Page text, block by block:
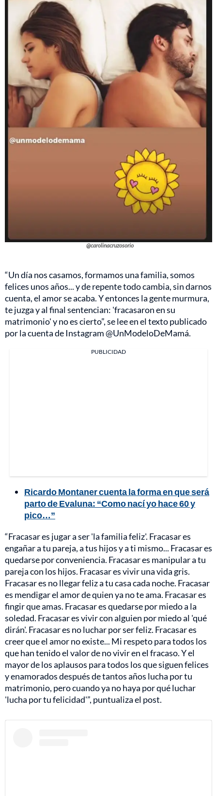
@carolinacruzosorio
“Un día nos casamos, formamos una familia, somos
felices unos años... y de repente todo cambia, sin darnos
cuenta, el amor se acaba. Y entonces la gente murmura,
te juzga y al final sentencian: 'fracasaron en su
matrimonio' y no es cierto”, se lee en el texto publicado
por la cuenta de Instagram @UnModeloDeMamá.
PUBLICIDAD
Ricardo Montaner cuenta la forma en que será
parto de Evaluna: “Como nací yo hace 60 y
pico…”
“Fracasar es jugar a ser 'la familia feliz'. Fracasar es
engañar a tu pareja, a tus hijos y a ti mismo... Fracasar es
quedarse por conveniencia. Fracasar es manipular a tu
pareja con los hijos. Fracasar es vivir una vida gris.
Fracasar es no llegar feliz a tu casa cada noche. Fracasar
es mendigar el amor de quien ya no te ama. Fracasar es
fingir que amas. Fracasar es quedarse por miedo a la
soledad. Fracasar es vivir con alguien por miedo al 'qué
dirán'. Fracasar es no luchar por ser feliz. Fracasar es
creer que el amor no existe... Mi respeto para todos los
que han tenido el valor de no vivir en el fracaso. Y el
mayor de los aplausos para todos los que siguen felices
y enamorados después de tantos años lucha por tu
matrimonio, pero cuando ya no haya por qué luchar
'lucha por tu felicidad'”, puntualiza el post.